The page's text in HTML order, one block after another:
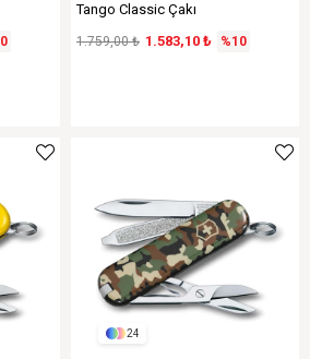
Tango Classic Çakı
1.583,10 ₺
1.759,00 ₺ %10
24